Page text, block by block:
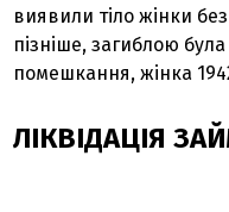
виявили тіло жінки
пізніше, загиблою
помешкання, жінка
ЛІКВІДАЦІЯ